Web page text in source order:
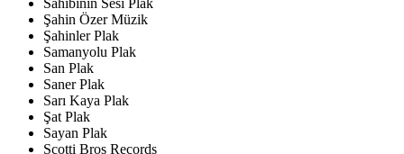
Şahin Özer Müzik
Şahinler Plak
Samanyolu Plak
San Plak
Saner Plak
Sarı Kaya Plak
Şat Plak
Sayan Plak
Scotti Bros Records